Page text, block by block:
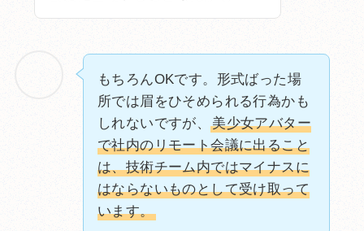
もちろんOKです。形式ばった場
所では眉をひそめられる行為かも
しれないですが、美少女アバター
で社内のリモート会議に出ること
は、技術チーム内ではマイナスに
はならないものとして受け取って
います。